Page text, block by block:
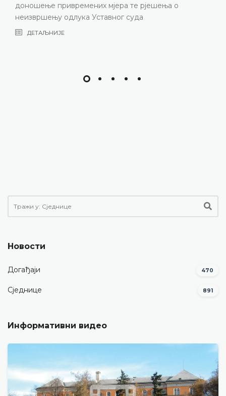
доношење привремених мјера те рјешења о
неизвршењу одлука Уставног суда
ДЕТАЉНИЈЕ
Новости
Догађаји 470
Сједнице 891
Информативни видео